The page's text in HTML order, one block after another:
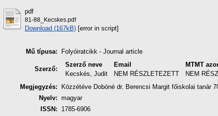
pdf
81-88_Kecskes.pdf
Download (167kB) [error in script]
Mű típusa: Folyóiratcikk - Journal article
Szerző:
Szerző neve Email
MTMT
Kecskés, Judit
NEM RÉSZLETEZETT
NEM
Megjegyzés:
Közzétéve Dobóné dr. Berencsi Margit főiskolai tanár
Nyelv: magyar
ISSN:
1785-6906